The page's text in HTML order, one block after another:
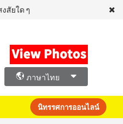
สัยใด ๆ
ภาษาไทย
นิทรรศการออนไลน์